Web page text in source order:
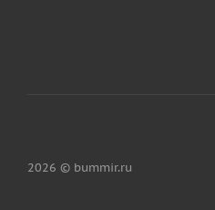
2026 © bummir.ru